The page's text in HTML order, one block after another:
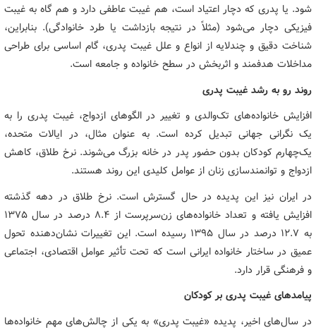
شود. یا پدری که دچار اعتیاد است، هم غیبت عاطفی دارد و هم گاه به غیبت
فیزیکی دچار می‌شود (مثلاً در نتیجه بازداشت یا طرد خانوادگی). بنابراین،
شناخت دقیق و چندلایه از انواع و علل غیبت پدری، گام اساسی برای طراحی
مداخلات هدفمند و اثربخش در سطح خانواده و جامعه است.
روند رو به رشد غیبت پدری
افزایش خانواده‌های تک‌والدی و تغییر در الگوهای ازدواج، غیبت پدری را به
یک نگرانی جهانی تبدیل کرده است. به عنوان مثال، در ایالات متحده،
یک‌چهارم کودکان بدون حضور پدر در خانه بزرگ می‌شوند. نرخ طلاق، کاهش
ازدواج و توانمندسازی زنان از عوامل کلیدی این روند هستند.
در ایران نیز این پدیده در حال گسترش است. نرخ طلاق در دهه گذشته
افزایش یافته و تعداد خانواده‌های زن‌سرپرست از ۸.۴ درصد در سال ۱۳۷۵
به ۱۲.۷ درصد در سال ۱۳۹۵ رسیده است. این تغییرات نشان‌دهنده تحول
عمیق در ساختار خانواده ایرانی است که تحت تأثیر عوامل اقتصادی، اجتماعی
و فرهنگی قرار دارد.
پیامدهای غیبت پدری بر کودکان
در سال‌های اخیر، پدیده «غیبت پدری» به یکی از چالش‌های مهم خانواده‌ها